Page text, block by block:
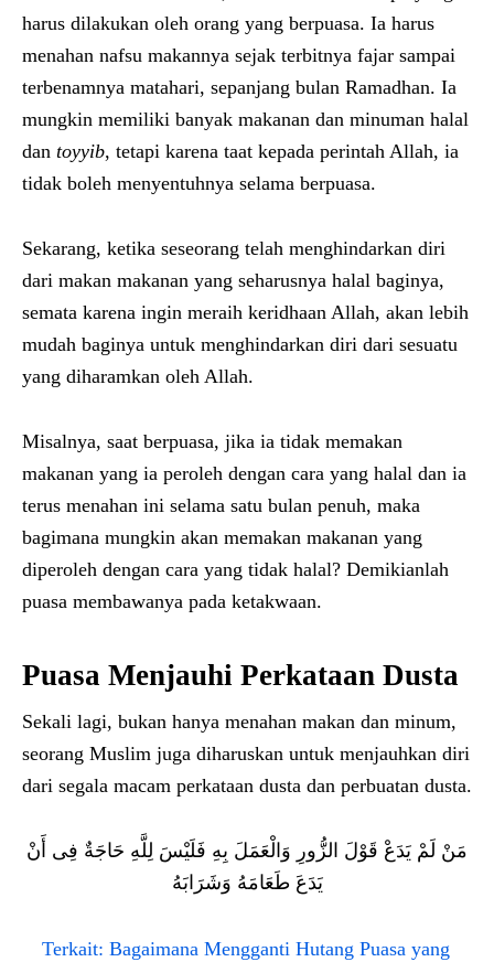
harus dilakukan oleh orang yang berpuasa. Ia harus
menahan nafsu makannya sejak terbitnya fajar sampai
terbenamnya matahari, sepanjang bulan Ramadhan. Ia
mungkin memiliki banyak makanan dan minuman halal
dan toyyib, tetapi karena taat kepada perintah Allah, ia
tidak boleh menyentuhnya selama berpuasa.
Sekarang, ketika seseorang telah menghindarkan diri
dari makan makanan yang seharusnya halal baginya,
semata karena ingin meraih keridhaan Allah, akan lebih
mudah baginya untuk menghindarkan diri dari sesuatu
yang diharamkan oleh Allah.
Misalnya, saat berpuasa, jika ia tidak memakan
makanan yang ia peroleh dengan cara yang halal dan ia
terus menahan ini selama satu bulan penuh, maka
bagimana mungkin akan memakan makanan yang
diperoleh dengan cara yang tidak halal? Demikianlah
puasa membawanya pada ketakwaan.
Puasa Menjauhi Perkataan Dusta
Sekali lagi, bukan hanya menahan makan dan minum,
seorang Muslim juga diharuskan untuk menjauhkan diri
dari segala macam perkataan dusta dan perbuatan dusta.
مَنْ لَمْ يَدَعْ قَوْلَ الزُّورِ وَالْعَمَلَ بِهِ فَلَيْسَ لِلَّهِ حَاجَةٌ فِى أَنْ
يَدَعَ طَعَامَهُ وَشَرَابَهُ
Terkait: Bagaimana Mengganti Hutang Puasa yang